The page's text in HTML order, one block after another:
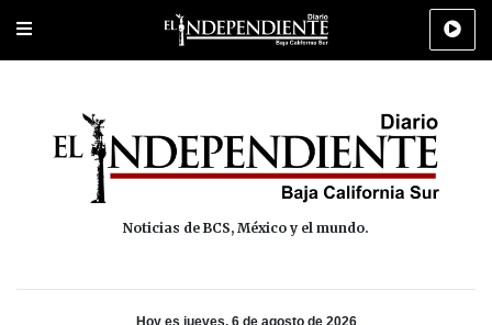
Portada Los Cabos Policiaca Deportes Cultura
Noticias de BCS, México y el mundo.
Hoy es jueves, 6 de agosto de 2026